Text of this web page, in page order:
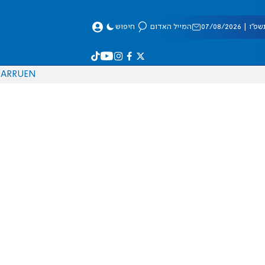
08/2026 המייל האדום חיפוש
EN
RU
AR